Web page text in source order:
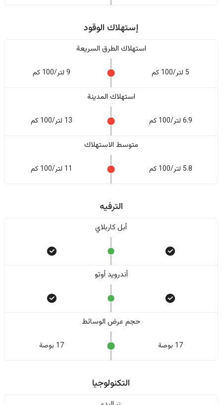
إستهلاك الوقود
استهلاك الطرق السريعة
5 لتر/100 كم 9 لتر/100 كم
استهلاك المدينة
6.9 لتر/100 كم 13 لتر/100 كم
متوسط الاستهلاك
5.8 لتر/100 كم 11 لتر/100 كم
الترفيه
أبل كاربلاي
أندرويد أوتو
حجم عرض الوسائط
17 بوصة 17 بوصة
التكنولوجيا